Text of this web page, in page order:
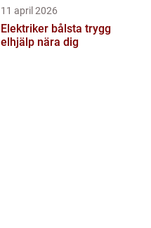
11 april 2026
Elektriker bålsta trygg
elhjälp nära dig